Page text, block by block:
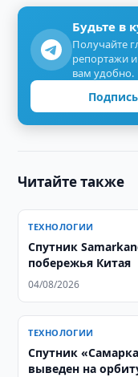
Будьте в
Получайте
репортажи
вам удобно.
Читайте также
ТЕХНОЛОГИИ
Спутник
побережья Китая
04/08/2026
ТЕХНОЛОГИИ
Спутник
выведен на